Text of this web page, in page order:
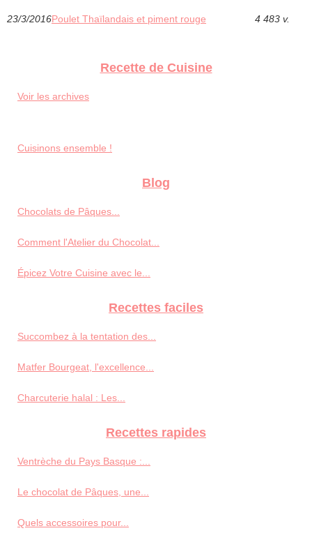
23/3/2016Poulet Thaïlandais et piment rouge 4 483 v.
Recette de Cuisine
Voir les archives
Cuisinons ensemble !
Blog
Chocolats de Pâques...
Comment l'Atelier du Chocolat...
Épicez Votre Cuisine avec le...
Recettes faciles
Succombez à la tentation des...
Matfer Bourgeat, l'excellence...
Charcuterie halal : Les...
Recettes rapides
Ventrèche du Pays Basque :...
Le chocolat de Pâques, une...
Quels accessoires pour...